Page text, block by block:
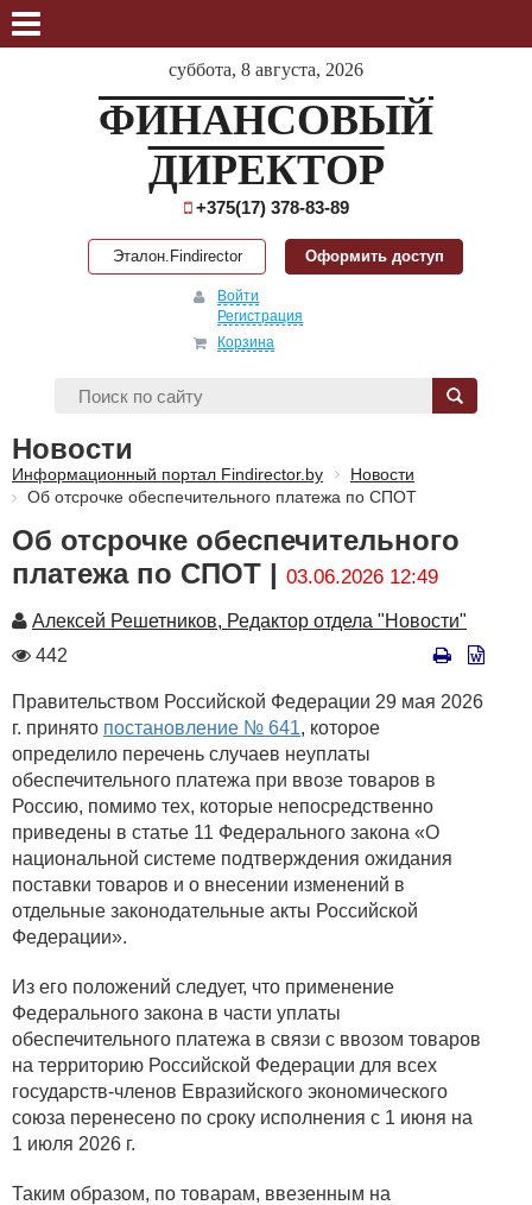
суббота, 8 августа, 2026
ФИНАНСОВЫЙ
ДИРЕКТОР
+375(17) 378-83-89
Эталон.Findirector Оформить доступ
Войти
Регистрация
Корзина
Новости
Информационный портал Findirector.by
Новости
Об отсрочке обеспечительного платежа по СПОТ
Об отсрочке обеспечительного
платежа по СПОТ | 03.06.2026 12:49
Автор
Алексей Решетников, Редактор отдела "Новости"
Количество
442
Правительством Российской Федерации 29 мая 2026
г. принято постановление № 641, которое
определило перечень случаев неуплаты
обеспечительного платежа при ввозе товаров в
Россию, помимо тех, которые непосредственно
приведены в статье 11 Федерального закона «О
национальной системе подтверждения ожидания
поставки товаров и о внесении изменений в
отдельные законодательные акты Российской
Федерации».
Из его положений следует, что применение
Федерального закона в части уплаты
обеспечительного платежа в связи с ввозом товаров
на территорию Российской Федерации для всех
государств-членов Евразийского экономического
союза перенесено по сроку исполнения с 1 июня на
1 июля 2026 г.
Таким образом, по товарам, ввезенным на